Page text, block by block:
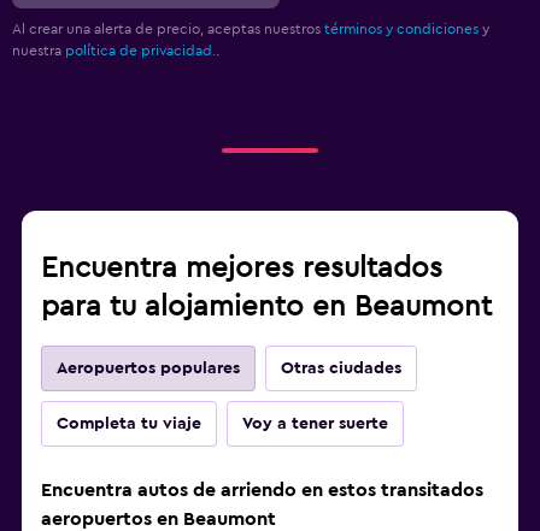
Al crear una alerta de precio, aceptas nuestros términos y condiciones y
nuestra política de privacidad.
Encuentra mejores resultados
para tu alojamiento en Beaumont
Aeropuertos populares Otras ciudades
Completa tu viaje Voy a tener suerte
Encuentra autos de arriendo en estos transitados
aeropuertos en Beaumont